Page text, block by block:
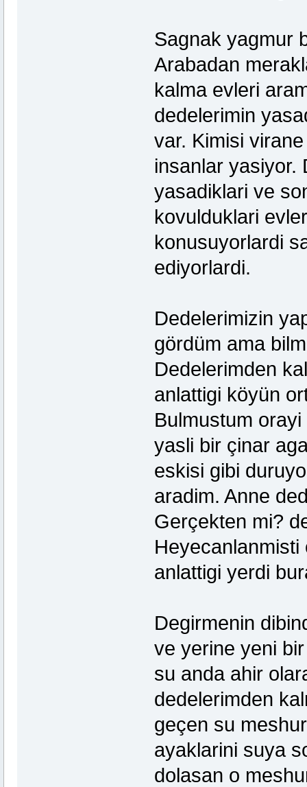
Sagnak yagmur
Arabadan
kalma evleri
dedelerimin
var. Kimisi
insanlar yasiyor.
yasadiklari ve
kovulduklari
konusuyorlardi
ediyorlardi.
Dedelerimizin
gördüm ama
Dedelerimden
anlattigi köyün
Bulmustum
yasli bir çinar
eskisi gibi
aradim. Anne
Gerçekten mi?
anlattigi yerdi
Degirmenin
ve yerine yeni
su anda ahir
dedelerimden
geçen su
ayaklarini suya
dolasan o